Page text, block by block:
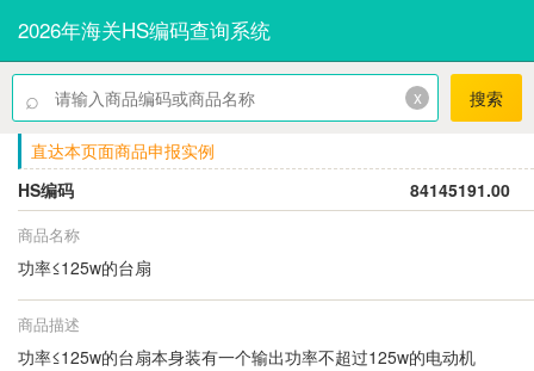
2026年海关HS编码查询系统
⌕ x 搜索
直达本页面商品申报实例
HS编码
84145191.00
商品名称
功率≤125w的台扇
商品描述
功率≤125w的台扇本身装有一个输出功率不超过125w的电动机